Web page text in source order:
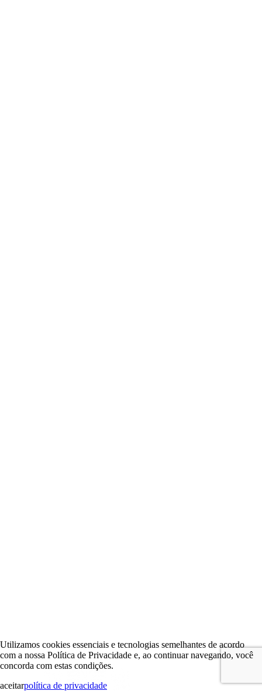
Utilizamos cookies essenciais e tecnologias semelhantes de acordo
com a nossa Política de Privacidade e, ao continuar navegando, você
concorda com estas condições.
aceitarpolítica de privacidade